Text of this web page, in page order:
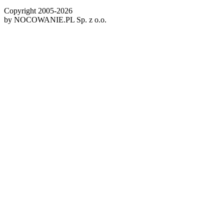
Copyright 2005-2026
by NOCOWANIE.PL Sp. z o.o.